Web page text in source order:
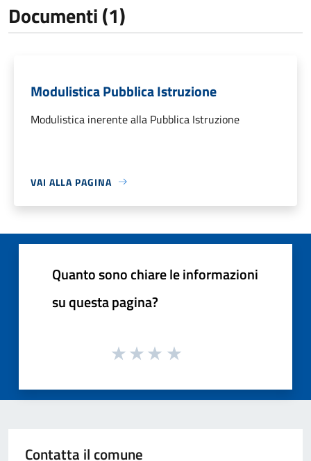
Documenti (1)
Modulistica Pubblica Istruzione
Modulistica inerente alla Pubblica Istruzione
VAI ALLA PAGINA
Quanto sono chiare le informazioni
su questa pagina?
Contatta il comune